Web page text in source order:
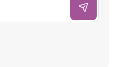
personalizirane oglase i
U tu svrhu mogu
povezuju podatke s
partneri također